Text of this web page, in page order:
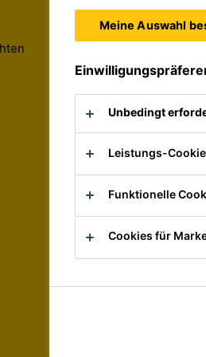
Meine Auswahl
Unbedingt
Leistungs-
Funktionelle
Cookies für